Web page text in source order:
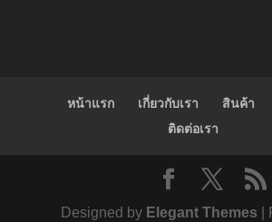
หน้าแรก เกี่ยวกับเรา สินค้า
ติดต่อเรา
Designed by Elegant Themes |